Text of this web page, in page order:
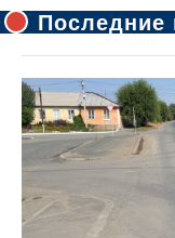
Последние